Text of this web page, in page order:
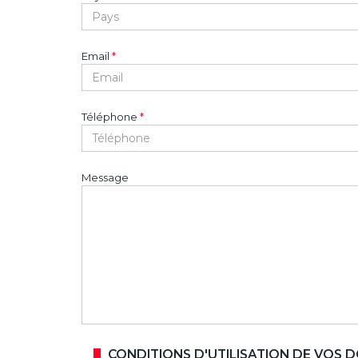
Email *
Téléphone *
Message
CONDITIONS D'UTILISATION DE VOS